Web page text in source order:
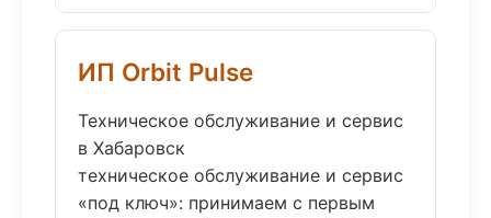
ИП Orbit Pulse
Техническое обслуживание и сервис
в Хабаровск
техническое обслуживание и сервис
«под ключ»: принимаем с первым